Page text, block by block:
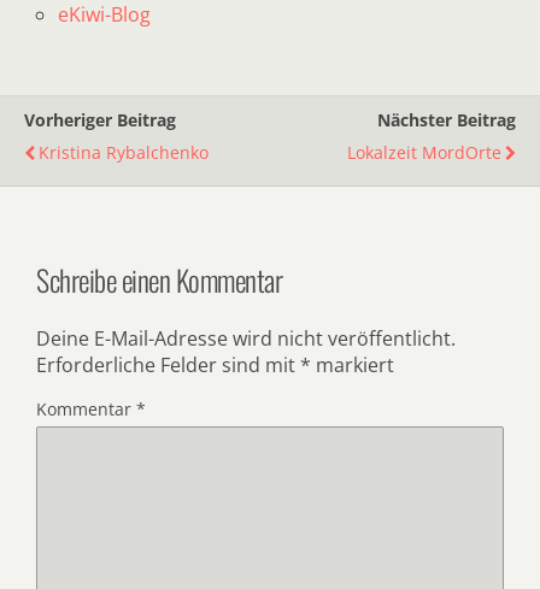
eKiwi-Blog
Vorheriger Beitrag
Kristina Rybalchenko
Nächster Beitrag
Lokalzeit MordOrte
Schreibe einen Kommentar
Deine E-Mail-Adresse wird nicht veröffentlicht.
Erforderliche Felder sind mit * markiert
Kommentar *